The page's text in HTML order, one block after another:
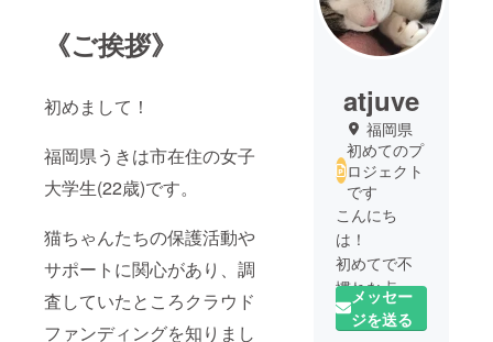
《ご挨拶》
初めまして！
福岡県うきは市在住の女子
大学生(22歳)です。
猫ちゃんたちの保護活動や
サポートに関心があり、調
査していたところクラウド
ファンディングを知りまし
atjuve
福岡県
初めてのプ
ロジェクト
です
こんにち
は！
初めてで不
慣れな点も
多いですが
頑張りま
メッセー
ジを送る